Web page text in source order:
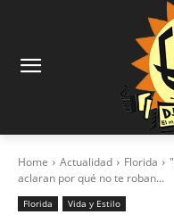
Home Actualidad Florida
aclaran por qué no te roban...
Florida Vida y Estilo